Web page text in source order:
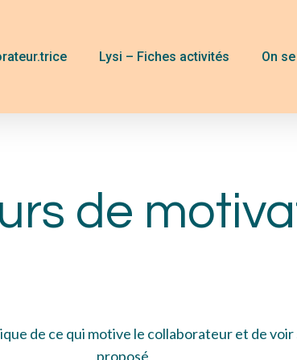
Lysi – Fiches activités On
de
de ce qui motive le collaborateuret de voir
proposé